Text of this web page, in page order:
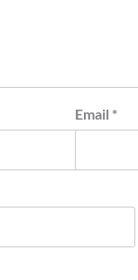
Email *